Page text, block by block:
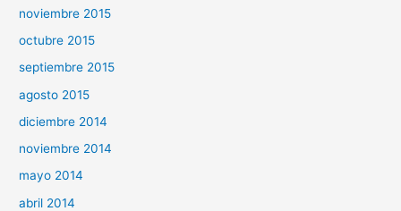
noviembre 2015
octubre 2015
septiembre 2015
agosto 2015
diciembre 2014
noviembre 2014
mayo 2014
abril 2014